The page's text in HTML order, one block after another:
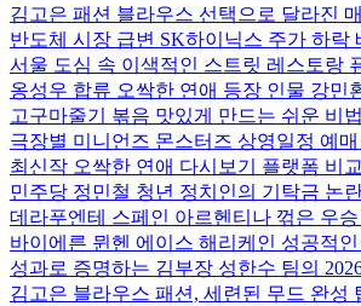
김고은 패션 블라우스 선택으로 달라진
반도체 시장 급변 SK하이닉스 주가 하락
서울 도심 속 이색적인 스트릿 레스토랑
옹성우 합류 오싹한 연애 등장 인물 강민
고구마줄기 볶음 맛있게 만드는 쉬운 비
극장별 미니언즈 몬스터즈 상영일정 예
최신작 오싹한 연애 다시보기 플랫폼 비
민주당 정민철 청년 정치인의 기탁금 논
데라푸엔테 스페인 아르헨티나 꺾은 우승
바이에른 뮌헨 에이스 해리케인 성공적
성과로 증명하는 김부장 성한수 팀의
김고은 블라우스 패션, 세련된 무드 완성